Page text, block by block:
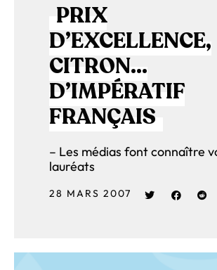
PRIX
D’EXCELLENCE,
CITRON…
D’IMPÉRATIF
FRANÇAIS
– Les médias font connaître
lauréats
28 MARS 2007